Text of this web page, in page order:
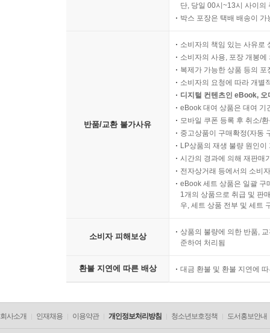
다음 경기 적용을 위한 정리 기준
단, 당일 00시~13시 사이의
박스 포장은 택배 배송이
반품/교환 불가사유
소비자의 책임 있는 사유로
소비자의 사용, 포장 개봉
복제가 가능한 상품 등의
소비자의 요청에 따라 개별
디지털 컨텐츠인 eBook,
eBook 대여 상품은 대여 기
모바일 쿠폰 등록 후 취소/
중고상품이 구매확정(자동
LP상품의 재생 불량 원인
시간의 경과에 의해 재판매
전자상거래 등에서의 소비
eBook 세트 상품은 일괄 구
1개의 상품으로 취급 및 판
우, 세트 상품 전부 및 세트
소비자 피해보상
상품의 불량에 의한 반품,
준하여 처리됨
환불 지연에 따른 배상 대금 환불 및 환불 지연에
회사소개 인재채용 이용약관 개인정보처리방침 청소년보호정책 도서홍보안내